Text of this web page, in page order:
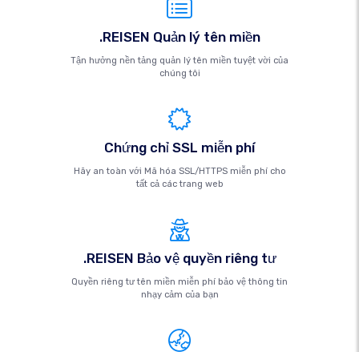
.REISEN Quản lý tên miền
Tận hưởng nền tảng quản lý tên miền tuyệt vời của
chúng tôi
Chứng chỉ SSL miễn phí
Hãy an toàn với Mã hóa SSL/HTTPS miễn phí cho
tất cả các trang web
.REISEN Bảo vệ quyền riêng tư
Quyền riêng tư tên miền miễn phí bảo vệ thông tin
nhạy cảm của bạn